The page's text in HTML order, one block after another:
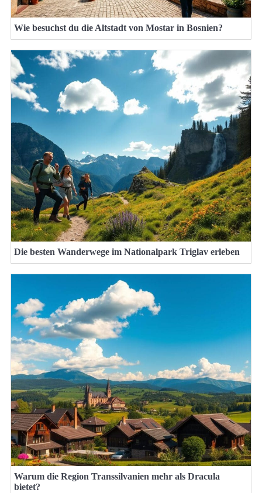
Wie besuchst du die Altstadt von Mostar in Bosnien?
Die besten Wanderwege im Nationalpark Triglav erleben
Warum die Region Transsilvanien mehr als Dracula
bietet?